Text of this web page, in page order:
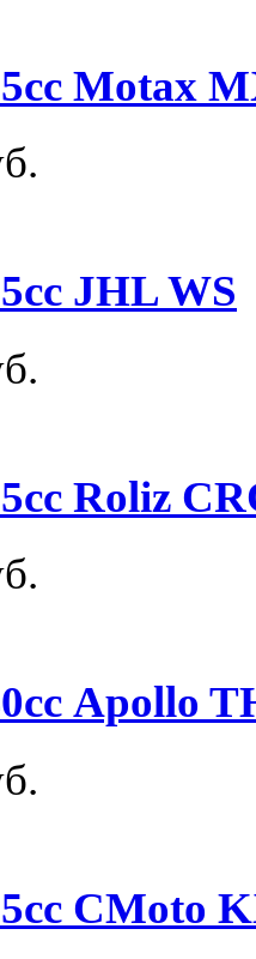
Motax
JHL WS
Roliz
Apollo
CMoto